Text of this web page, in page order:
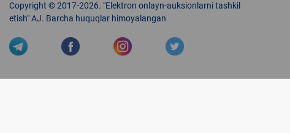
Copyright © 2017-2026. "Elektron onlayn-auksionlarni tashkil
etish" AJ. Barcha huquqlar himoyalangan